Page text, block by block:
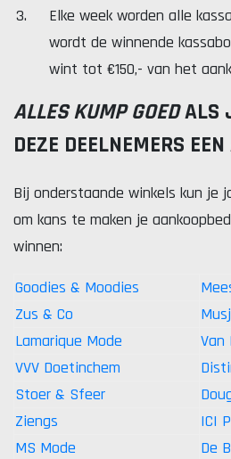
Elke week worden alle
wordt de winnende
wint tot €150,- van het
ALLES KUMP GOEDALS
DEZE DEELNEMERS
Bij onderstaande winkels kun je
om kans te maken je
winnen:
Goodies & Moodies
Zus & Co
Lamarique Mode
Van
VVV Doetinchem
Stoer & Sfeer
Ziengs
ICI
MS Mode
De